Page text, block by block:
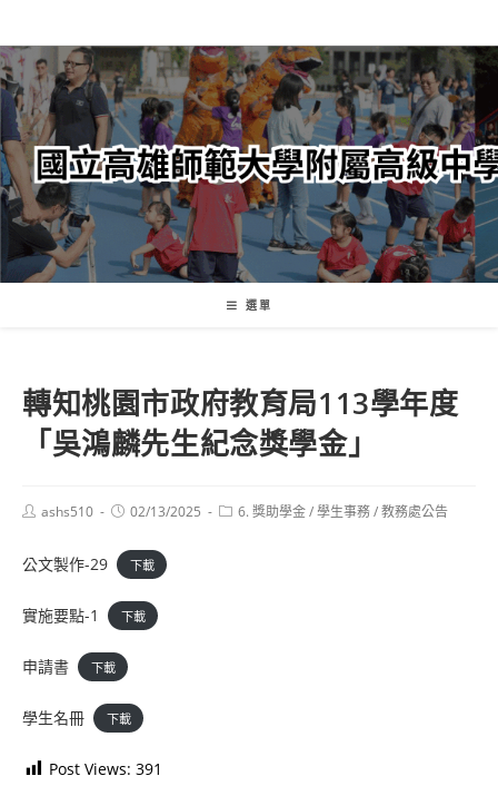
轉
至
主
內
容
選單
轉知桃園市政府教育局113學年度
「吳鴻麟先生紀念獎學金」
Postashs510
Post02/13/2025
Post6. 獎助學金/學生事務/教務處公告
公文製作-29 下載
實施要點-1 下載
申請書 下載
學生名冊 下載
Post Views: 391